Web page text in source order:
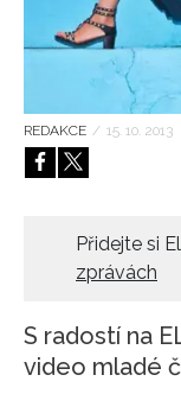
HOME
REDAKCE / 15. 10. 2013
Přidejte si
zprávách
S radostí na
video mladé